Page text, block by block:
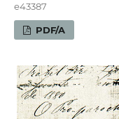
e43387
PDF/A